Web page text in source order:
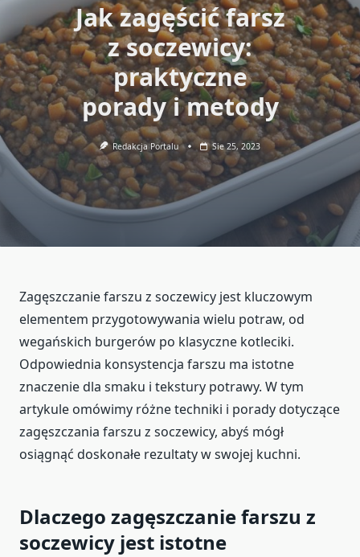
Jak zagęścić farsz
z soczewicy:
praktyczne
porady i metody
Redakcja Portalu Sie 25, 2023
Zagęszczanie farszu z soczewicy jest kluczowym
elementem przygotowywania wielu potraw, od
wegańskich burgerów po klasyczne kotleciki.
Odpowiednia konsystencja farszu ma istotne
znaczenie dla smaku i tekstury potrawy. W tym
artykule omówimy różne techniki i porady dotyczące
zagęszczania farszu z soczewicy, abyś mógł
osiągnąć doskonałe rezultaty w swojej kuchni.
Dlaczego zagęszczanie farszu z
soczewicy jest istotne